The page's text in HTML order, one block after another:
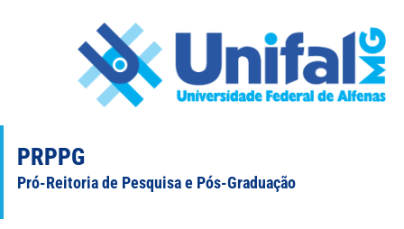
PRPPG
Pró-Reitoria de Pesquisa e Pós-Graduação